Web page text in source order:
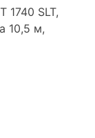
1740 SLT,
10,5 м,